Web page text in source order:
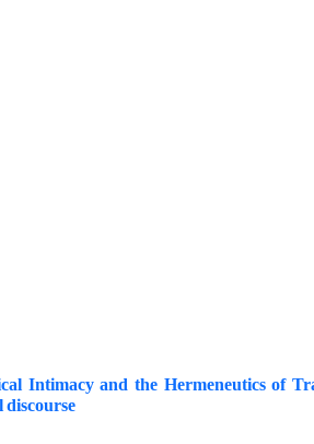
Intimacy and the Hermeneutics of